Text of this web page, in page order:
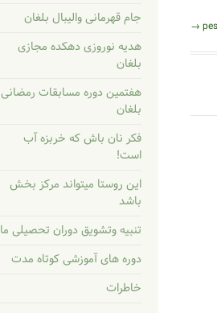
→
جام قهرمانی والیبال بلغان
هدیه نوروزی دهکده مجازی
بلغان
هفتمین دوره مسابقات رمضانی
بلغان
فکر نان باش که خربزه آب
است!
این روستا میتواند مرکز بخش
باشد
تنبیه وتشویق دوران تحصیلی ما
دوره های آموزشی کوتاه مدت
خاطرات